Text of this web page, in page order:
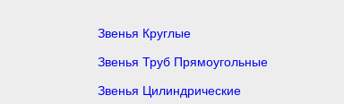
Звенья Круглые
Звенья Труб Прямоугольные
Звенья Цилиндрические